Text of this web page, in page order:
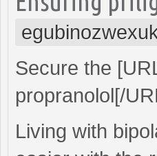
Secure the
propranolol[/
Living with